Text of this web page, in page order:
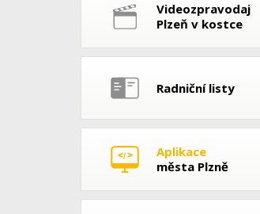
Videozpravodaj
Plzeň v kostce
Radniční listy
Aplikace
města Plzně